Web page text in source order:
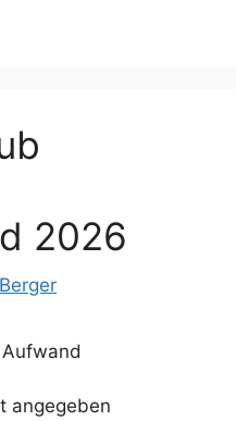
2026
angegeben